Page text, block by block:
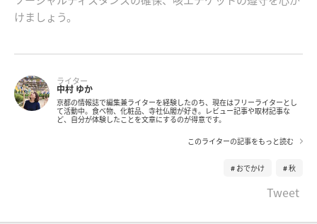
けましょう。
ライター
中村 ゆか
京都の情報誌で編集兼ライターを経験したのち、現在はフリーライターとし
て活動中。食べ物、化粧品、寺社仏閣が好き。レビュー記事や取材記事な
ど、自分が体験したことを文章にするのが得意です。
このライターの記事をもっと読む
おでかけ 秋
Tweet